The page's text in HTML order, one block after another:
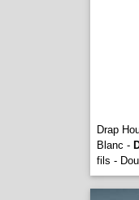
Drap
Blanc -
fils -